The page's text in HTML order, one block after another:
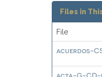
Files in
File
acuerdos-
acta-G-CD-